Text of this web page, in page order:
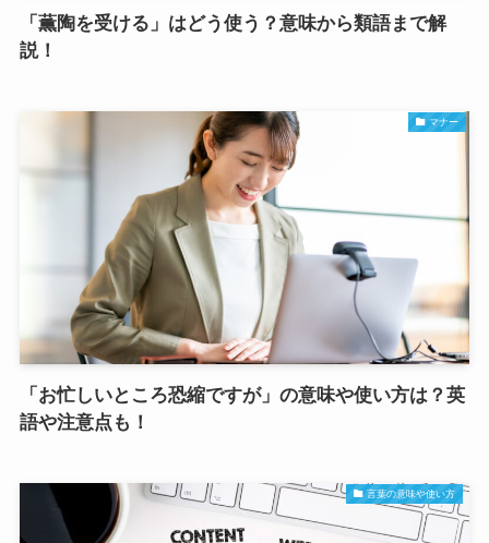
「薫陶を受ける」はどう使う？意味から類語まで解
説！
マナー
「お忙しいところ恐縮ですが」の意味や使い方は？英
語や注意点も！
言葉の意味や使い方